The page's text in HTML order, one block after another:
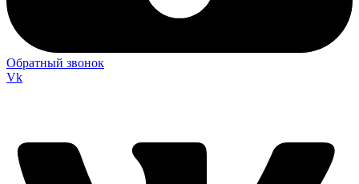
Обратный звонок
Vk